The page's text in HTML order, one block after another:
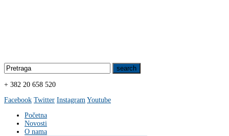
+ 382 20 658 520
Facebook Twitter Instagram Youtube
Početna
Novosti
O nama